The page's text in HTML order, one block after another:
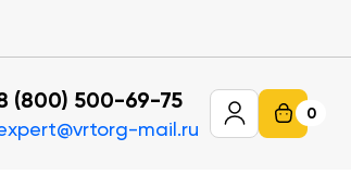
(800) 500-69-75
mail.ru
0